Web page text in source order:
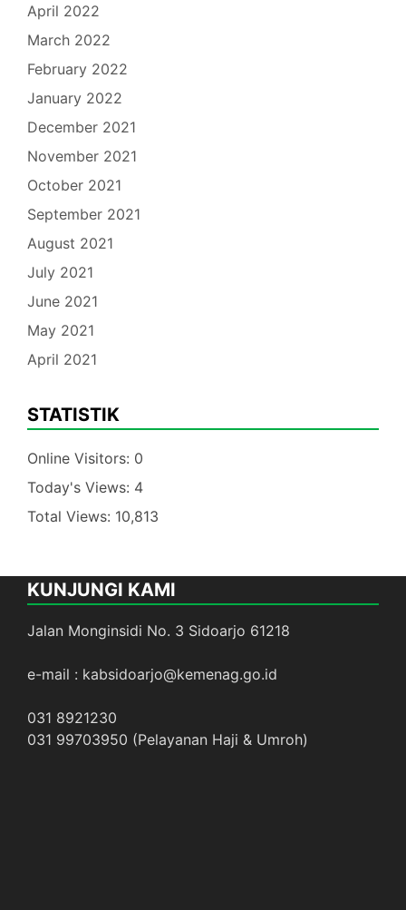
April 2022
March 2022
February 2022
January 2022
December 2021
November 2021
October 2021
September 2021
August 2021
July 2021
June 2021
May 2021
April 2021
STATISTIK
Online Visitors: 0
Today's Views: 4
Total Views: 10,813
KUNJUNGI KAMI
Jalan Monginsidi No. 3 Sidoarjo 61218
e-mail : kabsidoarjo@kemenag.go.id
031 8921230
031 99703950 (Pelayanan Haji & Umroh)